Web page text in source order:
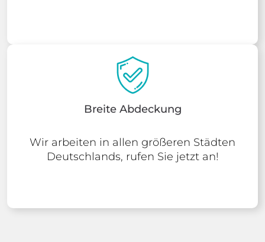
Breite Abdeckung
Wir arbeiten in allen größeren Städten
Deutschlands, rufen Sie jetzt an!